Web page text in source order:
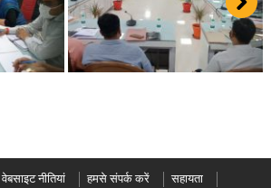
वेबसाइट नीतियां हमसे संपर्क करें
सहायता